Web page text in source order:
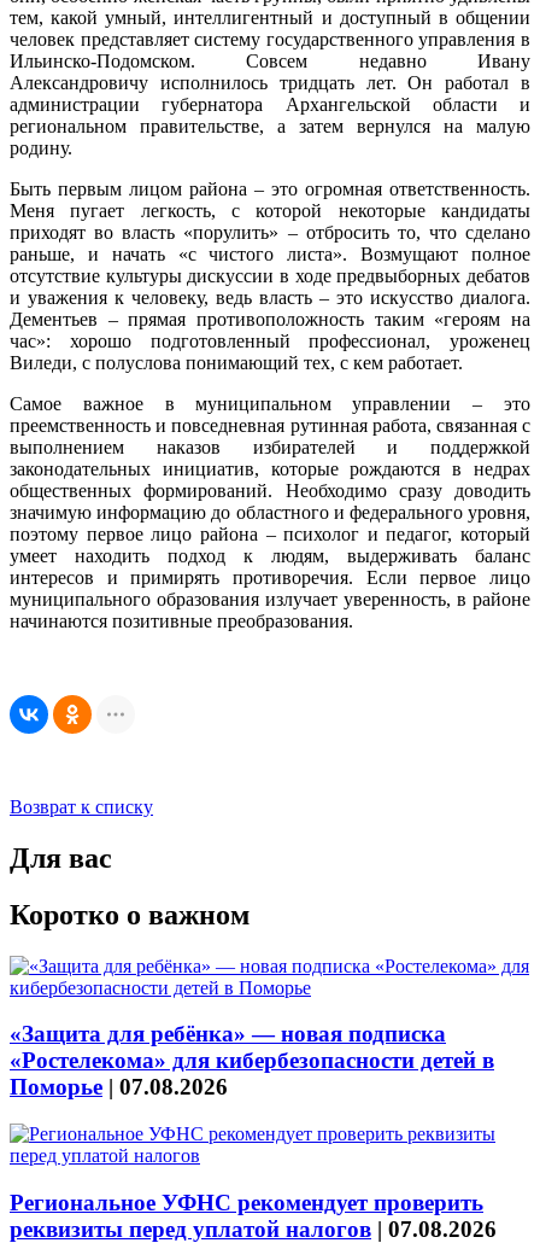
тем, какой умный, интеллигентный и доступный в общении
человек представляет систему государственного управления в
Ильинско-Подомском. Совсем недавно Ивану
Александровичу исполнилось тридцать лет. Он работал в
администрации губернатора Архангельской области и
региональном правительстве, а затем вернулся на малую
родину.
Быть первым лицом района – это огромная ответственность.
Меня пугает легкость, с которой некоторые кандидаты
приходят во власть «порулить» – отбросить то, что сделано
раньше, и начать «с чистого листа». Возмущают полное
отсутствие культуры дискуссии в ходе предвыборных дебатов
и уважения к человеку, ведь власть – это искусство диалога.
Дементьев – прямая противоположность таким «героям на
час»: хорошо подготовленный профессионал, уроженец
Виледи, с полуслова понимающий тех, с кем работает.
Самое важное в муниципальном управлении – это
преемственность и повседневная рутинная работа, связанная с
выполнением наказов избирателей и поддержкой
законодательных инициатив, которые рождаются в недрах
общественных формирований. Необходимо сразу доводить
значимую информацию до областного и федерального уровня,
поэтому первое лицо района – психолог и педагог, который
умеет находить подход к людям, выдерживать баланс
интересов и примирять противоречия. Если первое лицо
муниципального образования излучает уверенность, в районе
начинаются позитивные преобразования.
Возврат к списку
Для вас
Коротко о важном
«Защита для ребёнка» — новая подписка
«Ростелекома» для кибербезопасности детей в
Поморье | 07.08.2026
Региональное УФНС рекомендует проверить
реквизиты перед уплатой налогов | 07.08.2026